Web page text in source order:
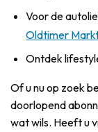
Voor de
Oldtimer
Ontdek
Of u nu op zoek
doorlopend
wat wils. Heeft u